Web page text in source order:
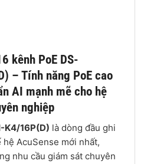
kênh PoE DS-
– Tính năng PoE cao
AI mạnh mẽ cho hệ
nghiệp
K4/16P(D) là dòng đầu ghi
AcuSense mới nhất,
nhu cầu giám sát chuyên